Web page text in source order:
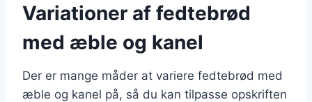
Variationer af fedtebrød
med æble og kanel
Der er mange måder at variere fedtebrød med
æble og kanel på, så du kan tilpasse opskriften